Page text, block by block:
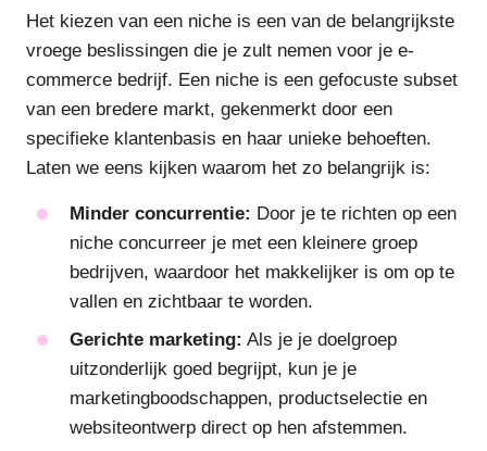
Het kiezen van een niche is een van de belangrijkste
vroege beslissingen die je zult nemen voor je e-
commerce bedrijf. Een niche is een gefocuste subset
van een bredere markt, gekenmerkt door een
specifieke klantenbasis en haar unieke behoeften.
Laten we eens kijken waarom het zo belangrijk is:
Minder concurrentie: Door je te richten op een
niche concurreer je met een kleinere groep
bedrijven, waardoor het makkelijker is om op te
vallen en zichtbaar te worden.
Gerichte marketing: Als je je doelgroep
uitzonderlijk goed begrijpt, kun je je
marketingboodschappen, productselectie en
websiteontwerp direct op hen afstemmen.